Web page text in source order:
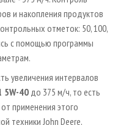
и накопления продуктов
отметок: 50, 100,
с помощью программы
увеличения интервалов
5W­-40 до 375 м/ч, то есть
применения этого
техники John Deere,